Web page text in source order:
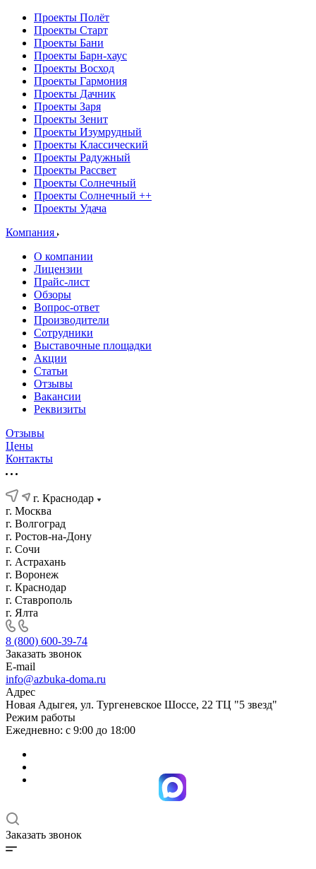
Проекты Полёт
Проекты Старт
Проекты Бани
Проекты Барн-хаус
Проекты Восход
Проекты Гармония
Проекты Дачник
Проекты Заря
Проекты Зенит
Проекты Изумрудный
Проекты Классический
Проекты Радужный
Проекты Рассвет
Проекты Солнечный
Проекты Солнечный ++
Проекты Удача
Компания
О компании
Лицензии
Прайс-лист
Обзоры
Вопрос-ответ
Производители
Сотрудники
Выставочные площадки
Акции
Статьи
Отзывы
Вакансии
Реквизиты
Отзывы
Цены
Контакты
г. Краснодар
г. Москва
г. Волгоград
г. Ростов-на-Дону
г. Сочи
г. Астрахань
г. Воронеж
г. Краснодар
г. Ставрополь
г. Ялта
8 (800) 600-39-74
Заказать звонок
E-mail
info@azbuka-doma.ru
Адрес
Новая Адыгея, ул. Тургеневское Шоссе, 22 ТЦ "5 звезд"
Режим работы
Ежедневно: с 9:00 до 18:00
Заказать звонок